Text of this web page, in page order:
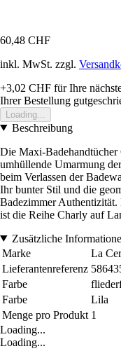
60,48 CHF
inkl. MwSt. zzgl.
+3,02 CHF für Ihre
Ihrer Bestellung
Loading...
Beschreibung
Die Maxi-Badehandtücher
umhüllende Umarmung
beim Verlassen der
Ihr bunter Stil und die
Badezimmer
ist die Reihe Charly auf
Zusätzliche
Marke
La
Lieferantenreferenz
Farbe
Farbe
Lila
Menge pro Produkt 1
Loading...
Loading...